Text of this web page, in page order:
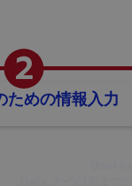
2
ための情報入力